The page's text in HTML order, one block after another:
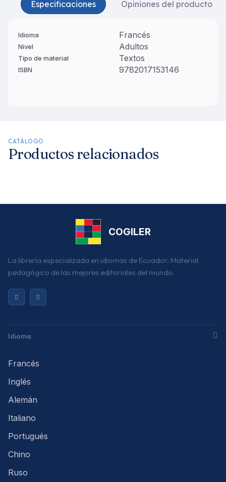
Especificaciones Opiniones del producto
Idioma Francés
Nivel Adultos
Tipo de material Textos
ISBN 9782017153146
CATÁLOGO
Productos relacionados
COGILER
La librería especializada en idiomas de Ecuador. Material
pedagógico de las mejores editoriales del mundo.
Idioma
Francés
Inglés
Alemán
Italiano
Portugués
Chino
Ruso